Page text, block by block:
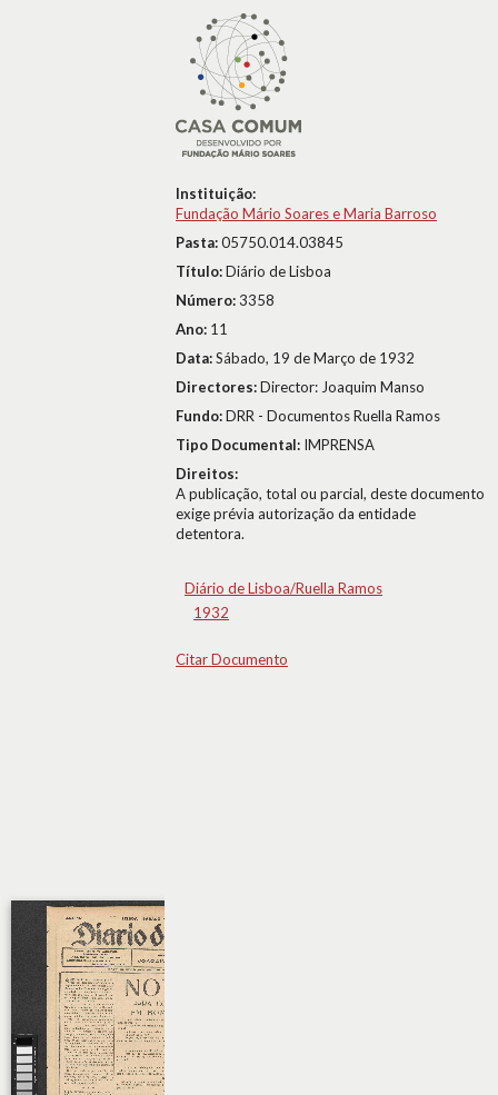
Instituição:
Fundação Mário Soares e Maria Barroso
Pasta:05750.014.03845
Título:Diário de Lisboa
Número:3358
Ano: 11
Data:Sábado, 19 de Março de 1932
Directores:Director: Joaquim Manso
Fundo:DRR - Documentos Ruella Ramos
Tipo Documental: IMPRENSA
Direitos:
A publicação, total ou parcial, deste documento
exige prévia autorização da entidade
detentora.
Diário de Lisboa/Ruella Ramos
1932
Citar Documento